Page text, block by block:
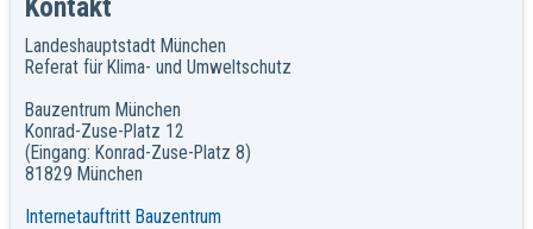
Kontakt
Landeshauptstadt München
Referat für Klima- und Umweltschutz
Bauzentrum München
Konrad-Zuse-Platz 12
(Eingang: Konrad-Zuse-Platz 8)
81829 München
Internetauftritt Bauzentrum